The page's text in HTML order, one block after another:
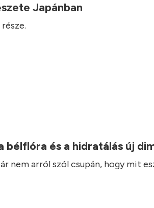
Japánban
bélflóra és a hidratálás új
nem arról szól csupán, hogy mit